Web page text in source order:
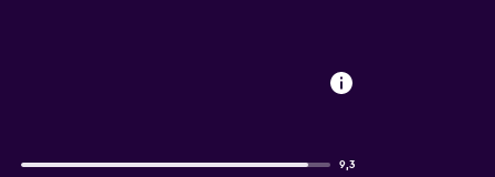
9,3